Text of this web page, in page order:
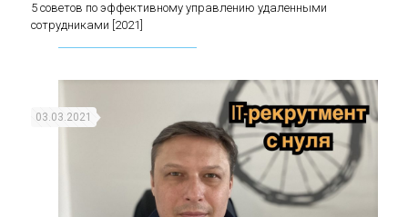
5 советов по эффективному управлению
5 советов по эффективному управлению удаленными
сотрудниками [2021]
03.03.2021